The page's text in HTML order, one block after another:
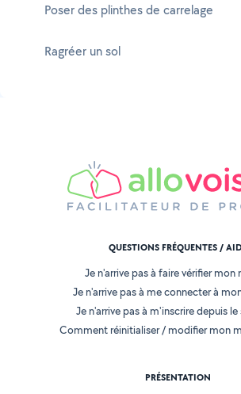
Poser des plinthes de carrelage
Ragréer un sol
QUESTIONS FRÉQUENTES /
Je n'arrive pas à faire vérifier mon
Je n'arrive pas à me connecter à
Je n'arrive pas à m'inscrire depuis
Comment réinitialiser / modifier mon
PRÉSENTATION